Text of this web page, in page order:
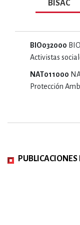
BISAC
BIO032000
Activistas
NAT011000
Protección